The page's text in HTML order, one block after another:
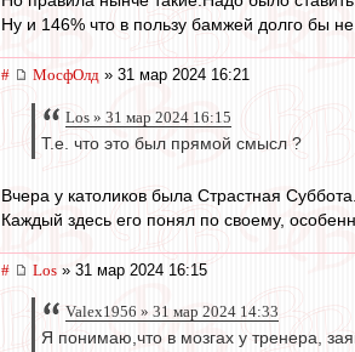
Ну и 146% что в пользу бамжей долго бы
# МосфОлд » 31 мар 2024 16:21
Los » 31 мар 2024 16:15
Т.е. что это был прямой смысл ?
Вчера у католиков была Страстная
Каждый здесь его понял по своему,
# Los » 31 мар 2024 16:15
Valex1956 » 31 мар 2024 14:33
Я понимаю,что в мозгах у тренера,